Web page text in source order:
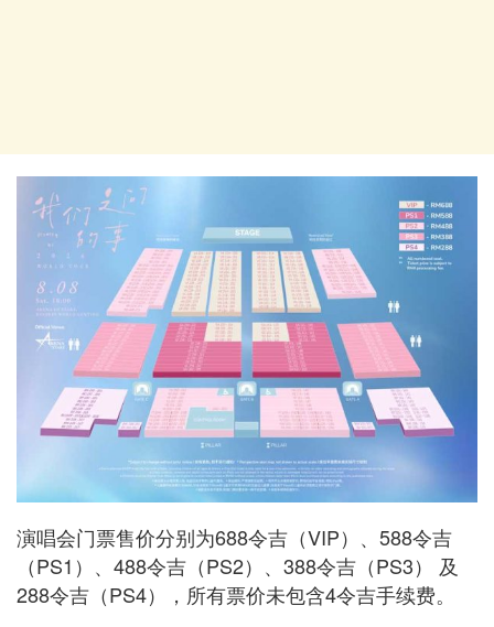
演唱会门票售价分别为688令吉（VIP）、588令吉
（PS1）、488令吉（PS2）、388令吉（PS3） 及
288令吉（PS4），所有票价未包含4令吉手续费。